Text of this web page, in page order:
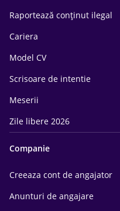
Raportează conținut ilegal
Cariera
Model CV
Scrisoare de intentie
Meserii
Zile libere 2026
Companie
Creeaza cont de angajator
Anunturi de angajare